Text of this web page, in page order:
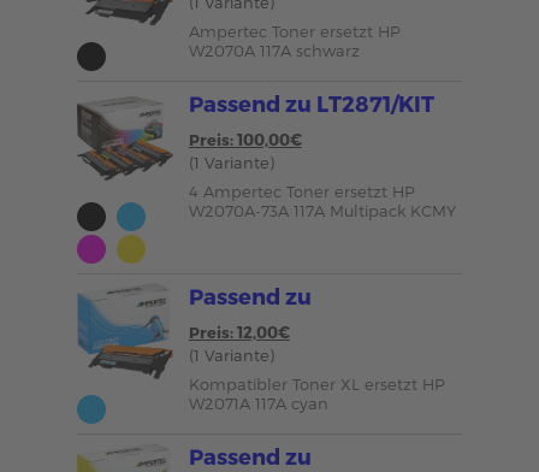
Ampertec Toner ersetzt HP
W2070A 117A schwarz
Passend zu LT2871/KIT
Preis: 100,00€
(1 Variante)
4 Ampertec Toner ersetzt HP
W2070A-73A 117A Multipack KCMY
Passend zu
Preis: 12,00€
(1 Variante)
Kompatibler Toner XL ersetzt HP
W2071A 117A cyan
Passend zu